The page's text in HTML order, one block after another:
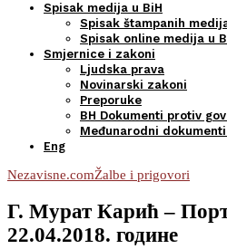
Spisak medija u BiH
Spisak štampanih
Spisak online medija u
Smjernice i zakoni
Ljudska prava
Novinarski zakoni
Preporuke
BH Dokumenti protiv
Međunarodni
Eng
Nezavisne.comŽalbe i prigovori
Г. Мурат Карић –
22.04.2018. године